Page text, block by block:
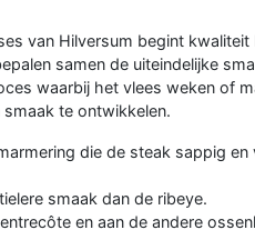
van Hilversum begint kwaliteit
samen de uiteindelijke
waarbij het vlees weken of
te ontwikkelen.
die de steak sappig en
smaak dan de ribeye.
en aan de andere